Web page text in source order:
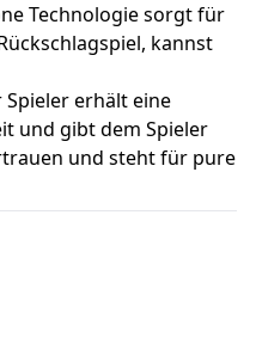
Technologie sorgt für
kannst
erhält eine
und gibt dem Spieler
und steht für pure